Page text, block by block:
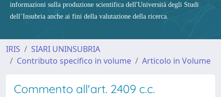
informazioni sulla produzione scientifica dell'Università degli Studi
dell’Insubria anche ai fini della valutazione della ricerca.
IRIS
SIARI UNINSUBRIA
Contributo specifico in volume
Articolo in Volume
Commento all'art. 2409 c.c.